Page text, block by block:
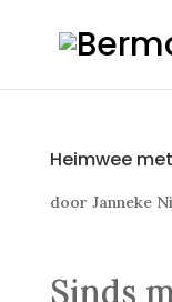
Heimwee
door Janneke
Sinds